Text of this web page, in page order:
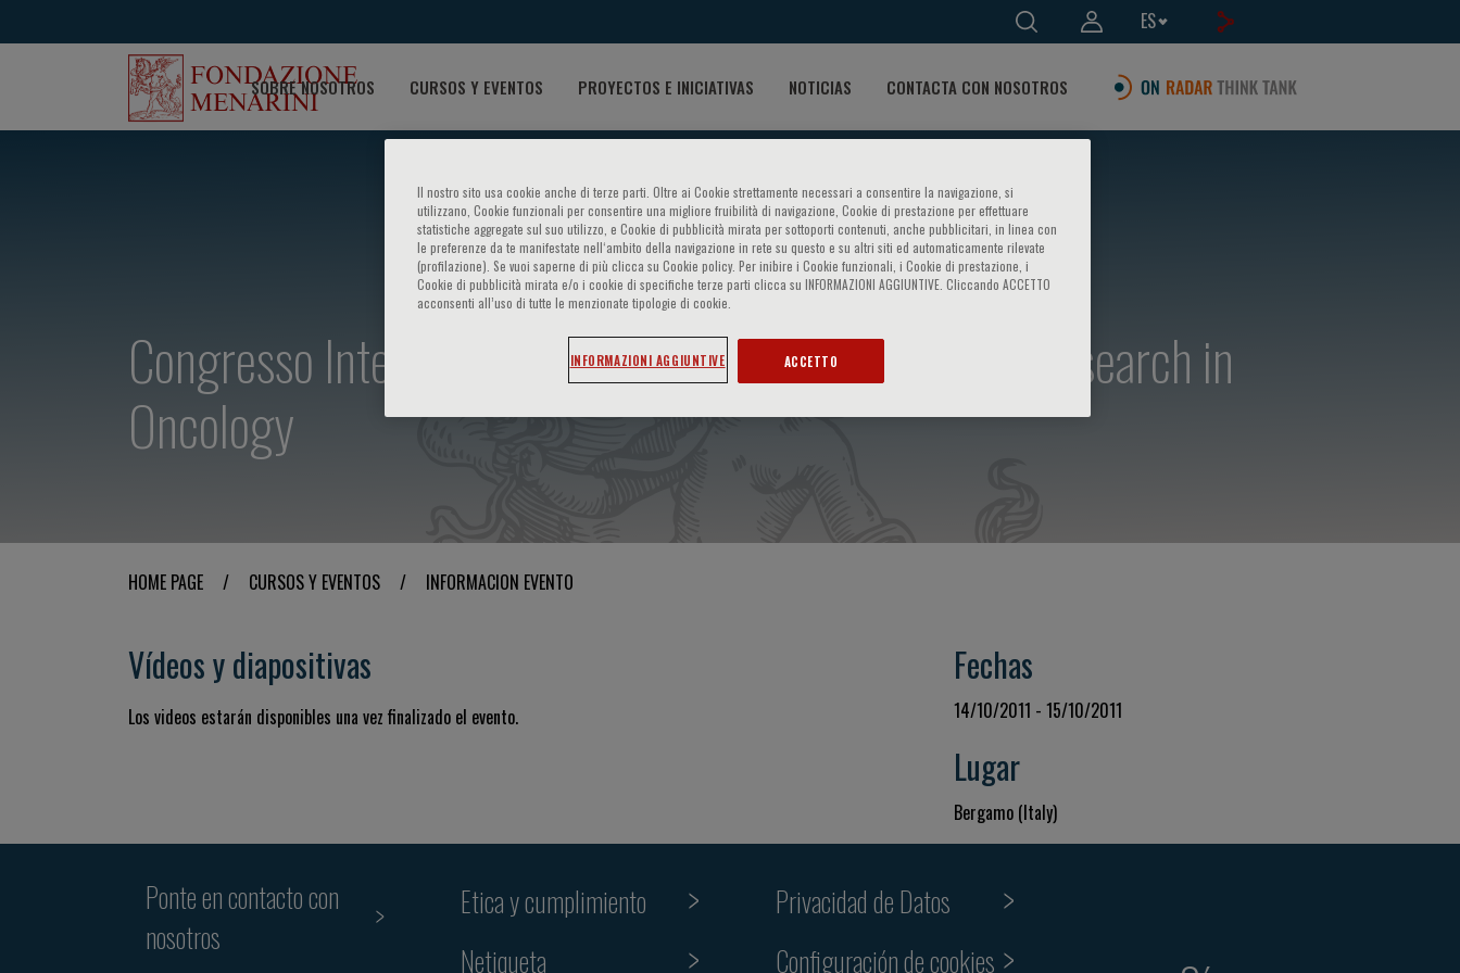
ES
SOBRE NOSOTROS CURSOS Y EVENTOS PROYECTOS E INICIATIVAS NOTICIAS CONTACTA CON NOSOTROS
Congresso Internazionale su: - Independent Clinical Research in
Oncology
HOME PAGE / CURSOS Y EVENTOS / INFORMACION EVENTO
Vídeos y diapositivas
Los videos estarán disponibles una vez finalizado el evento.
Fechas
14/10/2011 - 15/10/2011
Lugar
Bergamo (Italy)
Ponte en contacto con
nosotros
Etica y cumplimiento
Netiqueta
Privacidad de Datos
Configuración de cookies
Il nostro sito usa cookie anche di terze parti. Oltre ai Cookie strettamente necessari a consentire la navigazione, si
utilizzano, Cookie funzionali per consentire una migliore fruibilità di navigazione, Cookie di prestazione per effettuare
statistiche aggregate sul suo utilizzo, e Cookie di pubblicità mirata per sottoporti contenuti, anche pubblicitari, in linea con
le preferenze da te manifestate nell‘ambito della navigazione in rete su questo e su altri siti ed automaticamente rilevate
(profilazione). Se vuoi saperne di più clicca su Cookie policy. Per inibire i Cookie funzionali, i Cookie di prestazione, i
Cookie di pubblicità mirata e/o i cookie di specifiche terze parti clicca su INFORMAZIONI AGGIUNTIVE. Cliccando ACCETTO
acconsenti all’uso di tutte le menzionate tipologie di cookie.
INFORMAZIONI AGGIUNTIVE ACCETTO